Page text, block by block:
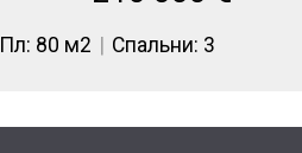
Пл: 80 м2 Спальни: 3